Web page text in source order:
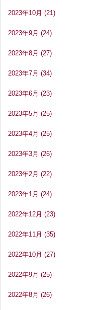
2023年10月 (21)
2023年9月 (24)
2023年8月 (27)
2023年7月 (34)
2023年6月 (23)
2023年5月 (25)
2023年4月 (25)
2023年3月 (26)
2023年2月 (22)
2023年1月 (24)
2022年12月 (23)
2022年11月 (35)
2022年10月 (27)
2022年9月 (25)
2022年8月 (26)